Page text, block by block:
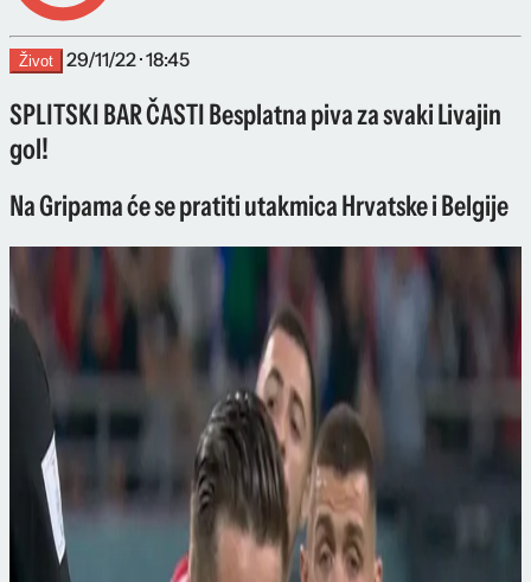
Život 29/11/22 · 18:45
SPLITSKI BAR ČASTI Besplatna piva za svaki Livajin
gol!
Na Gripama će se pratiti utakmica Hrvatske i Belgije